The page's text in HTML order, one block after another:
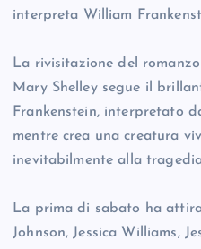
interpreta William
La rivisitazione del
Mary Shelley segue il
Frankenstein, interpretato
mentre crea una creatura
inevitabilmente alla
La prima di sabato ha
Johnson, Jessica Williams,